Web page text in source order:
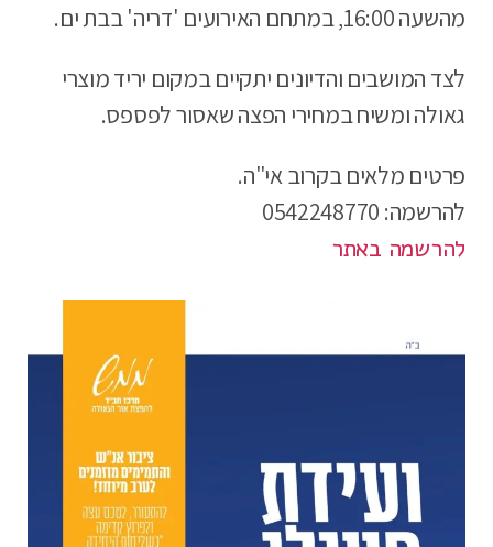
מהשעה 16:00, במתחם האירועים 'דריה' בבת ים.
לצד המושבים והדיונים יתקיים במקום יריד מוצרי
גאולה ומשיח במחירי הפצה שאסור לפספס.
פרטים מלאים בקרוב אי"ה.
להרשמה: 0542248770
להרשמה באתר